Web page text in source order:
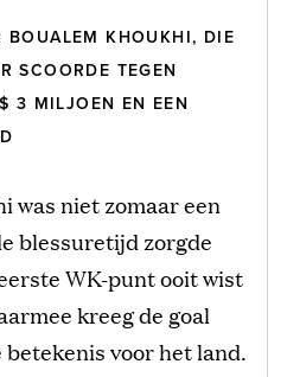
BOUALEM KHOUKHI, DIE
SCOORDE TEGEN
3 MILJOEN EN EEN
was niet zomaar een
blessuretijd zorgde
WK-punt ooit wist
kreeg de goal
voor het land.